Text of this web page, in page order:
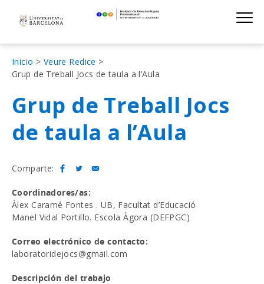
navigation
Institut de
Sobrescribir
enlaces
de
ayuda
a
navegación
Inicio
Veure Redice
Grup de Treball Jocs de taula a l’Aula
Grup de Treball Jocs
de taula a l’Aula
Comparte:
Coordinadores/as
Àlex Caramé Fontes . UB, Facultat d’Educació
Manel Vidal Portillo. Escola Àgora (DEFPGC)
Correo electrónico de contacto
laboratoridejocs@gmail.com
Descripción del trabajo